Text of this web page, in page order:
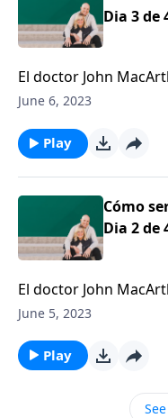
Dia 3 de
El doctor John
hijos pueden ser
transmitirles algo de
June 6, 2023
Play
Cómo
Dia 2 de
El doctor John
la responsabilidad de
June 5, 2023
Play